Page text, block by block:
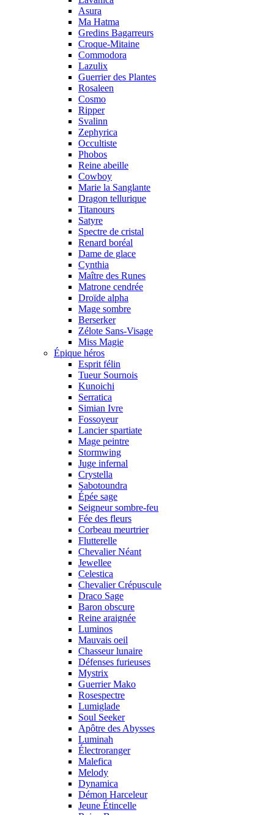
Asura
Ma Hatma
Gredins Bagarreurs
Croque-Mitaine
Commodora
Lazulix
Guerrier des Plantes
Rosaleen
Cosmo
Ripper
Svalinn
Zephyrica
Occultiste
Phobos
Reine abeille
Cowboy
Marie la Sanglante
Dragon tellurique
Titanours
Satyre
Spectre de cristal
Renard boréal
Dame de glace
Cynthia
Maître des Runes
Matrone cendrée
Droïde alpha
Mage sombre
Berserker
Zélote Sans-Visage
Miss Magie
Épique héros
Esprit félin
Tueur Sournois
Kunoichi
Serratica
Simian Ivre
Fossoyeur
Lancier spartiate
Mage peintre
Stormwing
Juge infernal
Crystella
Sabotoundra
Épée sage
Seigneur sombre-feu
Fée des fleurs
Corbeau meurtrier
Flutterelle
Chevalier Néant
Jewellee
Celestica
Chevalier Crépuscule
Draco Sage
Baron obscure
Reine araignée
Luminos
Mauvais oeil
Chasseur lunaire
Défenses furieuses
Mystrix
Guerrier Mako
Rosespectre
Lumiglade
Soul Seeker
Apôtre des Abysses
Luminah
Électroranger
Malefica
Melody
Dynamica
Démon Harceleur
Jeune Étincelle